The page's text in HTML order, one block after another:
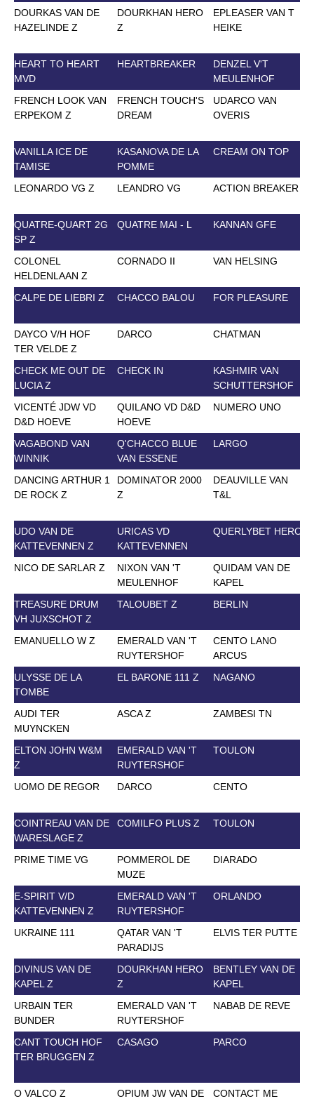
DOURKAS VAN DE
HAZELINDE Z
DOURKHAN HERO
Z
EPLEASER VAN T
HEIKE
HEART TO HEART
MVD
HEARTBREAKER
DENZEL V'T
MEULENHOF
FRENCH LOOK VAN
ERPEKOM Z
FRENCH TOUCH'S
DREAM
UDARCO VAN
OVERIS
VANILLA ICE DE
TAMISE
KASANOVA DE LA
POMME
CREAM ON TOP
LEONARDO VG Z LEANDRO VG ACTION BREAKER
QUATRE-QUART 2G
SP Z
QUATRE MAI - L KANNAN GFE
COLONEL
HELDENLAAN Z
CORNADO II VAN HELSING
CALPE DE LIEBRI Z CHACCO BALOU FOR PLEASURE
DAYCO V/H HOF
TER VELDE Z
DARCO CHATMAN
CHECK ME OUT DE
LUCIA Z
CHECK IN
KASHMIR VAN
SCHUTTERSHOF
VICENTÉ JDW VD
D&D HOEVE
QUILANO VD D&D
HOEVE
NUMERO UNO
VAGABOND VAN
WINNIK
Q'CHACCO BLUE
VAN ESSENE
LARGO
DANCING ARTHUR 1
DE ROCK Z
DOMINATOR 2000
Z
DEAUVILLE VAN
T&L
UDO VAN DE
KATTEVENNEN Z
URICAS VD
KATTEVENNEN
QUERLYBET HERO
NICO DE SARLAR Z
NIXON VAN 'T
MEULENHOF
QUIDAM VAN DE
KAPEL
TREASURE DRUM
VH JUXSCHOT Z
TALOUBET Z BERLIN
EMANUELLO W Z
EMERALD VAN 'T
RUYTERSHOF
CENTO LANO
ARCUS
ULYSSE DE LA
TOMBE
EL BARONE 111 Z NAGANO
AUDI TER
MUYNCKEN
ASCA Z ZAMBESI TN
ELTON JOHN W&M
Z
EMERALD VAN 'T
RUYTERSHOF
TOULON
UOMO DE REGOR
DARCO CENTO
COINTREAU VAN DE
WARESLAGE Z
COMILFO PLUS Z TOULON
PRIME TIME VG
POMMEROL DE
MUZE
DIARADO
E-SPIRIT V/D
KATTEVENNEN Z
EMERALD VAN 'T
RUYTERSHOF
ORLANDO
UKRAINE 111
QATAR VAN 'T
PARADIJS
ELVIS TER PUTTE
DIVINUS VAN DE
KAPEL Z
DOURKHAN HERO
Z
BENTLEY VAN DE
KAPEL
URBAIN TER
BUNDER
EMERALD VAN 'T
RUYTERSHOF
NABAB DE REVE
CANT TOUCH HOF
TER BRUGGEN Z
CASAGO PARCO
O VALCO Z
OPIUM JW VAN DE
CONTACT ME